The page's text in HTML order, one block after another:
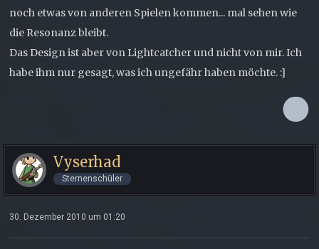
noch etwas von anderen Spielen kommen... mal sehen wie
die Resonanz bleibt.
Das Design ist aber von Lightcatcher und nicht von mir. Ich
habe ihm nur gesagt, was ich ungefähr haben möchte. :]
Vyserhad
Sternenschüler
30. Dezember 2010 um 01:20